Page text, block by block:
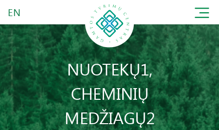
EN
NUOTEKŲ1,
CHEMINIŲ
MEDŽIAGŲ2